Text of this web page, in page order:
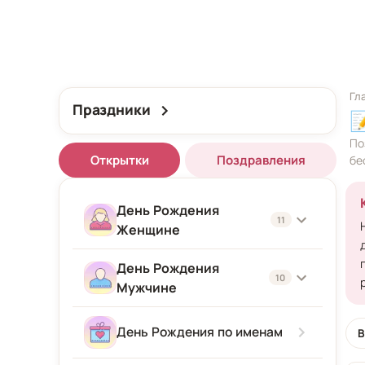
Праздники
Открытки Поздравления
День Рождения
Женщине
11
Женщине
Подруге
Девушке
День Рождения
Мужчине
10
Мужчине
День Рождения по именам